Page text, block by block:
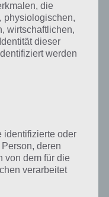
Dead Road
auf ein höheres Level
kannst.
Survival ist das
werden muss, um
wichtiges
die
physiologischen,
wirtschaftlichen,
dieser
werden
identifizierte oder
deren
von dem für die
verarbeitet